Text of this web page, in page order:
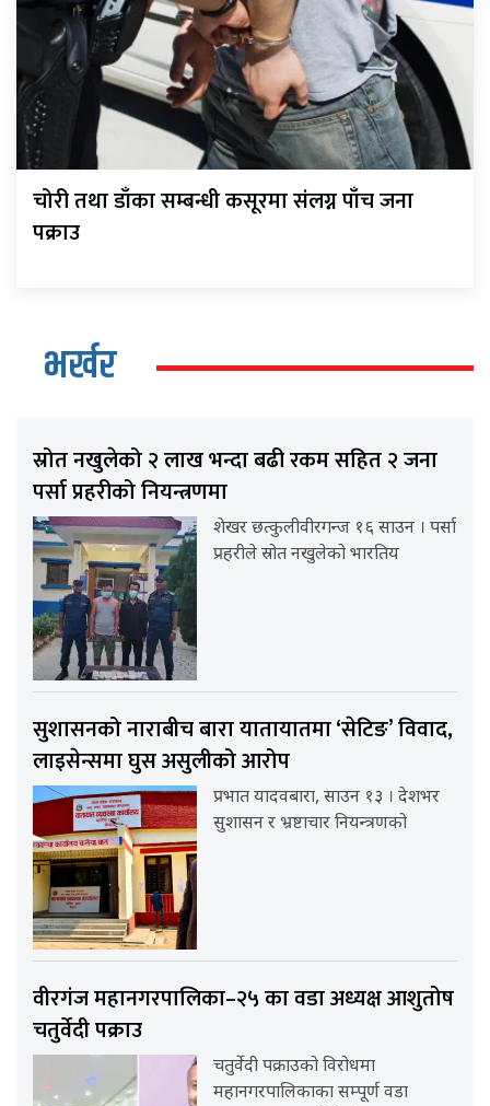
चोरी तथा डाँका सम्बन्धी कसूरमा संलग्न पाँच जना
पक्राउ
भर्खर
स्रोत नखुलेको २ लाख भन्दा बढी रकम सहित २ जना
पर्सा प्रहरीको नियन्त्रणमा
शेखर छत्कुलीवीरगन्ज १६ साउन । पर्सा
प्रहरीले स्रोत नखुलेको भारतिय
सुशासनको नाराबीच बारा यातायातमा ‘सेटिङ’ विवाद,
लाइसेन्समा घुस असुलीको आरोप
प्रभात यादवबारा, साउन १३ । देशभर
सुशासन र भ्रष्टाचार नियन्त्रणको
वीरगंज महानगरपालिका–२५ का वडा अध्यक्ष आशुतोष
चतुर्वेदी पक्राउ
चतुर्वेदी पक्राउको विरोधमा
महानगरपालिकाका सम्पूर्ण वडा